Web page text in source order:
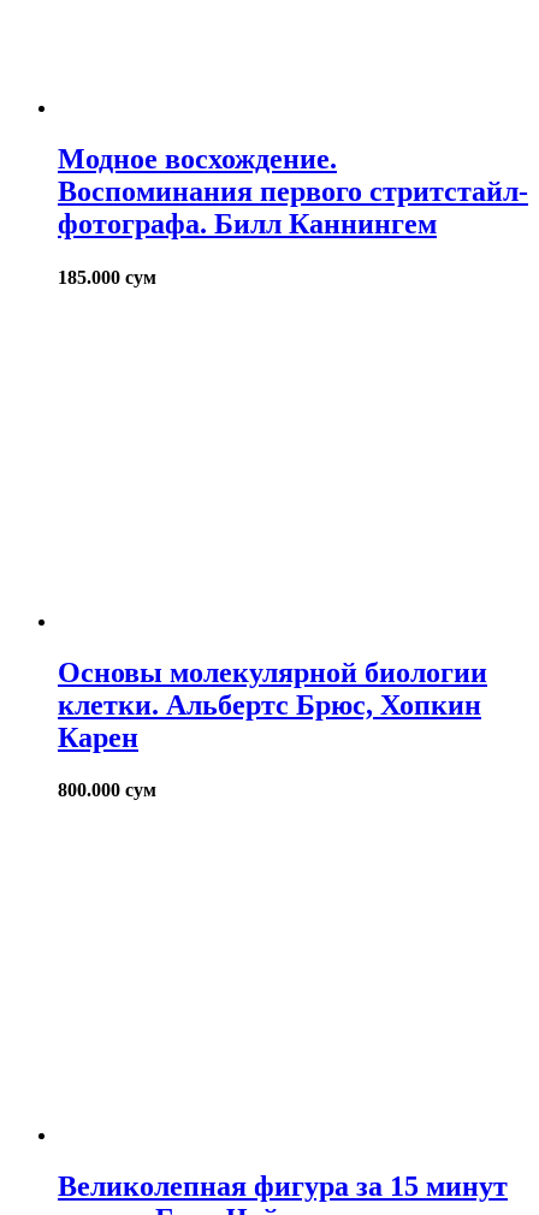
Модное восхождение.
Воспоминания первого стритстайл-
фотографа. Билл Каннингем
185.000 сум
Основы молекулярной биологии
клетки. Альбертс Брюс, Хопкин
Карен
800.000 сум
Великолепная фигура за 15 минут